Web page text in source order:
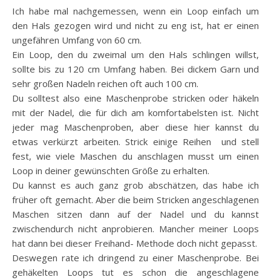
Ich habe mal nachgemessen, wenn ein Loop einfach um
den Hals gezogen wird und nicht zu eng ist, hat er einen
ungefähren Umfang von 60 cm.
Ein Loop, den du zweimal um den Hals schlingen willst,
sollte bis zu 120 cm Umfang haben. Bei dickem Garn und
sehr großen Nadeln reichen oft auch 100 cm.
Du solltest also eine Maschenprobe stricken oder häkeln
mit der Nadel, die für dich am komfortabelsten ist. Nicht
jeder mag Maschenproben, aber diese hier kannst du
etwas verkürzt arbeiten. Strick einige Reihen und stell
fest, wie viele Maschen du anschlagen musst um einen
Loop in deiner gewünschten Größe zu erhalten.
Du kannst es auch ganz grob abschätzen, das habe ich
früher oft gemacht. Aber die beim Stricken angeschlagenen
Maschen sitzen dann auf der Nadel und du kannst
zwischendurch nicht anprobieren. Mancher meiner Loops
hat dann bei dieser Freihand- Methode doch nicht gepasst.
Deswegen rate ich dringend zu einer Maschenprobe. Bei
gehäkelten Loops tut es schon die angeschlagene